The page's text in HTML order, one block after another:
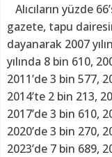
Alıcıların yüzde
gazete, tapu
dayanarak 2007
yılında 8 bin 610,
2011’de 3 bin 577,
2014’te 2 bin 213,
2017’de 3 bin 610,
2020’de 3 bin 270,
2023’de 7 bin 689,